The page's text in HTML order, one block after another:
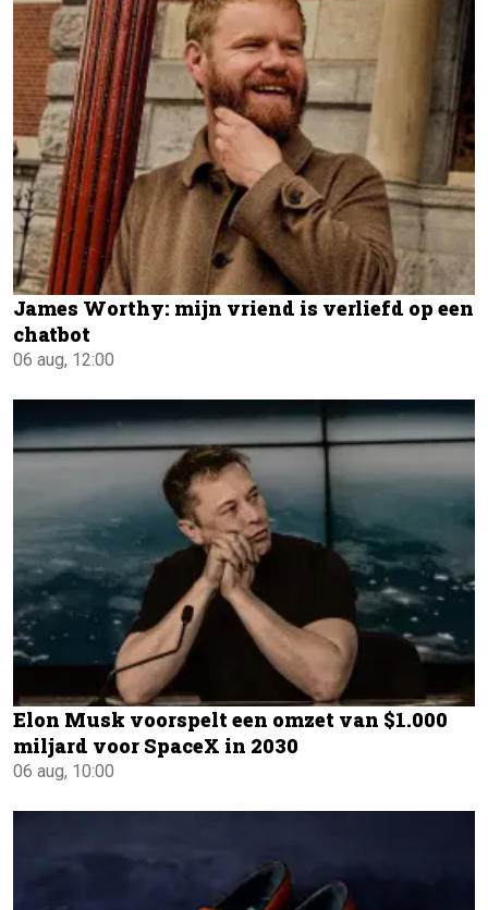
James Worthy: mijn vriend is verliefd op een
chatbot
06 aug, 12:00
Elon Musk voorspelt een omzet van $1.000
miljard voor SpaceX in 2030
06 aug, 10:00